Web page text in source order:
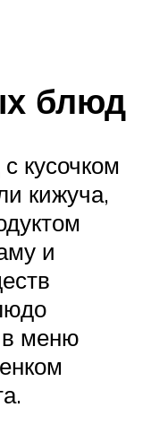
блюд
кусочком
кижуча,
и
в меню